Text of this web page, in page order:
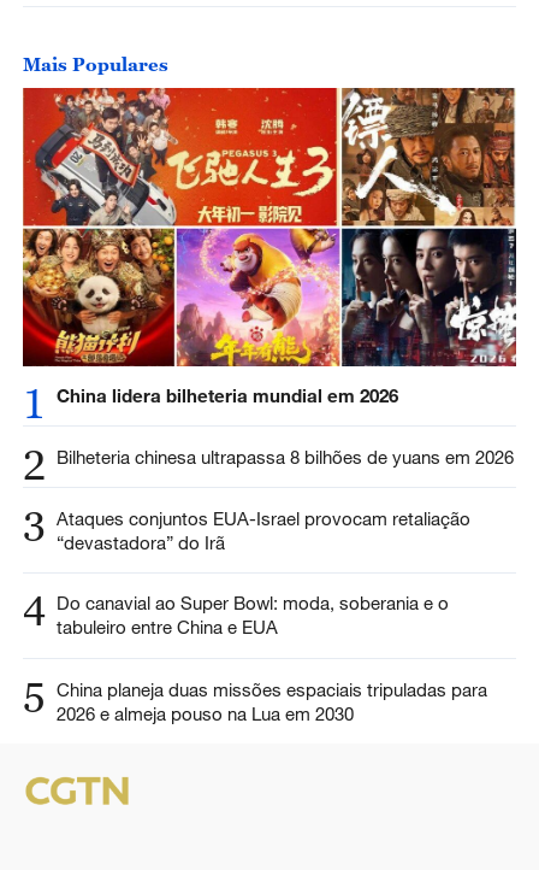
Mais Populares
1 China lidera bilheteria mundial em 2026
2 Bilheteria chinesa ultrapassa 8 bilhões de yuans em 2026
3 Ataques conjuntos EUA-Israel provocam retaliação
“devastadora” do Irã
4 Do canavial ao Super Bowl: moda, soberania e o
tabuleiro entre China e EUA
5
China planeja duas missões espaciais tripuladas para
2026 e almeja pouso na Lua em 2030